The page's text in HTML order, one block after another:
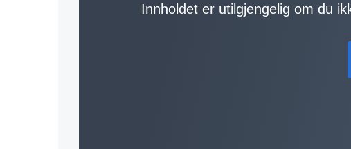
Innholdet er utilgjengelig om du